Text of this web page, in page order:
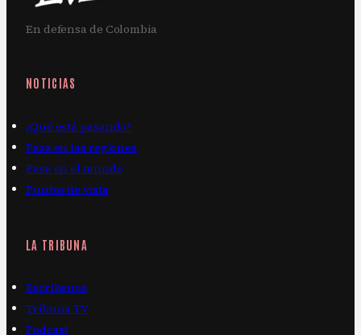
En defensa de Colombia
NOTICIAS
¿Qué está pasando?
Pasa en las regiones
Pasa en el mundo
Puntos de vista
LA TRIBUNA
Escríbenos
Tribuna TV
Podcast